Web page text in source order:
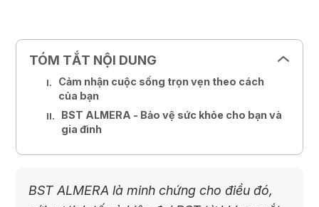
TÓM TẮT NỘI DUNG
Cảm nhận cuộc sống trọn vẹn theo cách
của bạn
BST ALMERA - Bảo vệ sức khỏe cho bạn và
gia đình
BST ALMERA là minh chứng cho điều đó,